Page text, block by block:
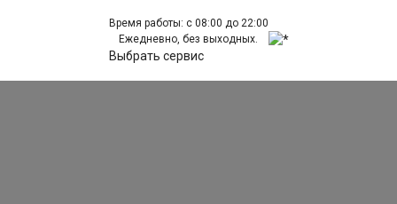
Время работы: с 08:00 до 22:00
Ежедневно, без выходных.
Выбрать сервис